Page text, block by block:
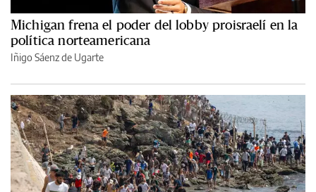
Michigan frena el poder del lobby proisraelí en la
política norteamericana
Iñigo Sáenz de Ugarte